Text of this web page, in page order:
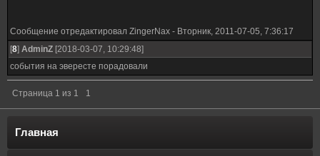
Сообщение отредактировал ZingerNax - Вторник, 2011-07-05, 7:36:17
[8] AdminZ [2018-03-07, 10:29:48]
события на эвересте порадовали
Страница 1 из 1 1
Главная